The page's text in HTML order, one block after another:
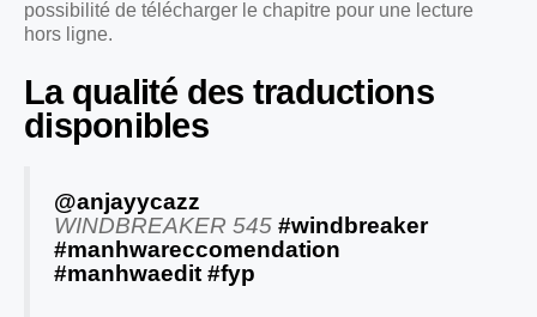
possibilité de télécharger le chapitre pour une lecture
hors ligne.
La qualité des traductions
disponibles
@anjayycazz
WINDBREAKER 545 #windbreaker
#manhwareccomendation
#manhwaedit #fyp